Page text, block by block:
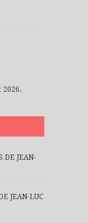
2026.
DE JEAN-
JEAN-LUC